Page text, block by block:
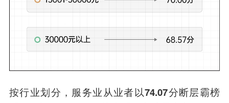
按行业划分， 服务业从业者以74.07分断层霸榜